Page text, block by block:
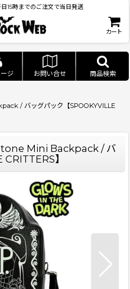
15時までのご注文で当日発送
カート
ジ お問い合せ 商品検索
/ バッグパック【SPOOKYVILLE
Mini Backpack / バ
】